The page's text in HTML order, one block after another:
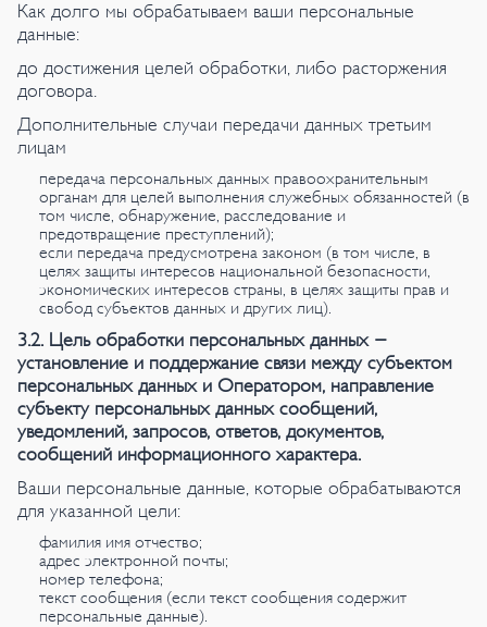
Как долго мы обрабатываем ваши персональные
данные:
до достижения целей обработки, либо расторжения
договора.
Дополнительные случаи передачи данных третьим
лицам
передача персональных данных правоохранительным
органам для целей выполнения служебных обязанностей (в
том числе, обнаружение, расследование и
предотвращение преступлений);
если передача предусмотрена законом (в том числе, в
целях защиты интересов национальной безопасности,
экономических интересов страны, в целях защиты прав и
свобод субъектов данных и других лиц).
3.2. Цель обработки персональных данных -
установление и поддержание связи между субъектом
персональных данных и Оператором, направление
субъекту персональных данных сообщений,
уведомлений, запросов, ответов, документов,
сообщений информационного характера.
Ваши персональные данные, которые обрабатываются
для указанной цели:
фамилия имя отчество;
адрес электронной почты;
номер телефона;
текст сообщения (если текст сообщения содержит
персональные данные).